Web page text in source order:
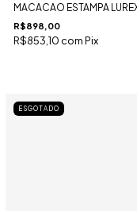
MACACAO ESTAMPA
R$898,00
R$853,10 comPix
ESGOTADO